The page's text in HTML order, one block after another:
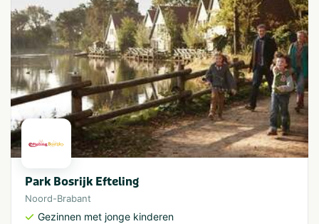
Park Bosrijk Efteling
Noord-Brabant
Gezinnen met jonge kinderen